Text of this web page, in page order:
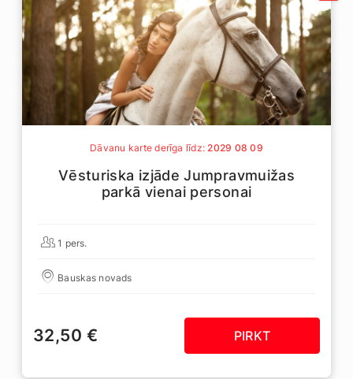
Dāvanu karte derīga līdz: 2029 08 09
Vēsturiska izjāde Jumpravmuižas
parkā vienai personai
1 pers.
Bauskas novads
32,50 € PIRKT